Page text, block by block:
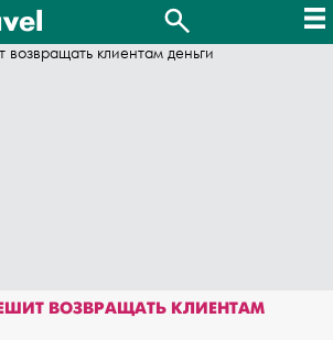
ВОЗВРАЩАТЬ КЛИЕНТАМ